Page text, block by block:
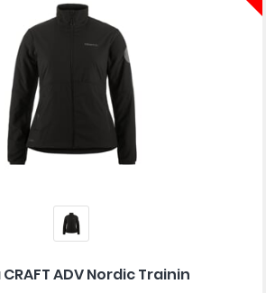
ADV Nordic Trainin